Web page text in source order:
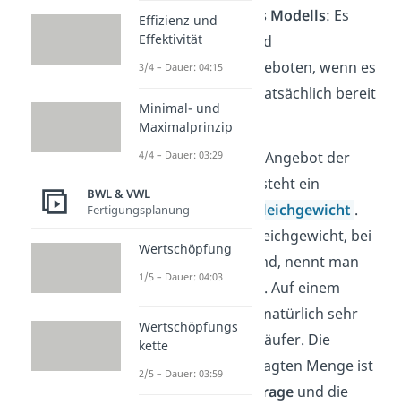
einfachen Prinzip des Modells: Es
werden nur Güter und
Dienstleistungen angeboten, wenn es
Nachfrager gibt, die tatsächlich bereit
sind diese zu kaufen.
Damit entspricht das Angebot der
Nachfrage und es besteht ein
sogenanntes
Marktgleichgewicht .
Den Preis im Marktgleichgewicht, bei
dem alle zufrieden sind, nennt man
Gleichgewichtspreis
. Auf einem
echten Markt gibt es natürlich sehr
viele Käufer und Verkäufer. Die
Summe der nachgefragten Menge ist
Marktnachfrage und die
Effizienz und
Effektivität
3/4 – Dauer: 04:15
Minimal- und
Maximalprinzip
4/4 – Dauer: 03:29
BWL & VWL
Fertigungsplanung
Wertschöpfung
1/5 – Dauer: 04:03
Wertschöpfungs
kette
2/5 – Dauer: 03:59